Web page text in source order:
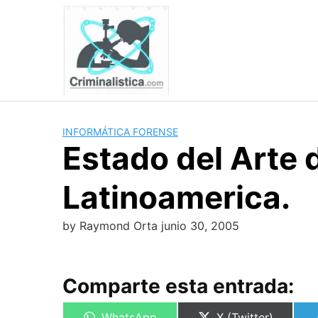
INFORMÁTICA FORENSE
Estado del Arte
Latinoamerica.
by Raymond Orta junio 30, 2005
Comparte esta entrada: